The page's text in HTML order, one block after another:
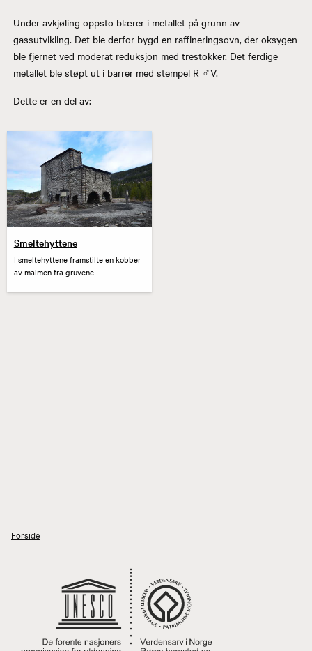
Under avkjøling oppsto blærer i metallet på grunn av
gassutvikling. Det ble derfor bygd en raffineringsovn, der oksygen
ble fjernet ved moderat reduksjon med trestokker. Det ferdige
metallet ble støpt ut i barrer med stempel R ♂V.
Dette er en del av:
Smeltehyttene
I smeltehyttene framstilte en kobber
av malmen fra gruvene.
Forside